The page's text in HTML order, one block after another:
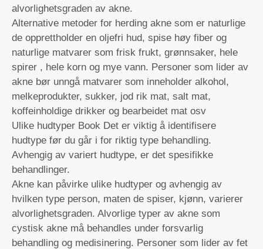
alvorlighetsgraden av akne.
Alternative metoder for herding akne som er naturlige
de opprettholder en oljefri hud, spise høy fiber og
naturlige matvarer som frisk frukt, grønnsaker, hele
spirer , hele korn og mye vann. Personer som lider av
akne bør unngå matvarer som inneholder alkohol,
melkeprodukter, sukker, jod rik mat, salt mat,
koffeinholdige drikker og bearbeidet mat osv
Ulike hudtyper Book Det er viktig å identifisere
hudtype før du går i for riktig type behandling.
Avhengig av variert hudtype, er det spesifikke
behandlinger.
Akne kan påvirke ulike hudtyper og avhengig av
hvilken type person, maten de spiser, kjønn, varierer
alvorlighetsgraden. Alvorlige typer av akne som
cystisk akne må behandles under forsvarlig
behandling og medisinering. Personer som lider av fet